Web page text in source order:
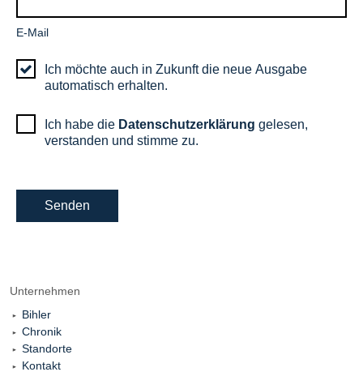
Pflichtfeld
E-Mail
Ich möchte auch in Zukunft die neue Ausgabe
automatisch erhalten.
Ich habe die Datenschutzerklärung gelesen,
verstanden und stimme zu.
Senden
Unternehmen
Bihler
Chronik
Standorte
Kontakt